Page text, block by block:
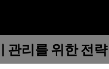
관리를 위한 전략